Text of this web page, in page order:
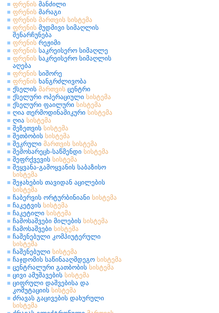
ფრენის მანძილი
ფრენის მარაგი
ფრენის მართვის სისტემა
ფრენის მუდმივი სიმაღლის
შენარჩუნება
ფრენის რეჟიმი
ფრენის საკრეისერო სიმაღლე
ფრენის საკრეისერო სიმაღლის
აღება
ფრენის სიშორე
ფრენის ხანგრძლივობა
ქსელის მართვის ცენტრი
ქსელური ოპერაციული სისტემა
ქსელური ფაილური სისტემა
ღია თერმოდინამიკური სისტემა
ღია სისტემა
შეზეთვის სისტემა
შეთბობის სისტემა
შეკრული მართვის სისტემა
შემოსარეცხ-საწმენდი სისტემა
შეფრქვევის სისტემა
შეყვანა-გამოყვანის საბაზისო
სისტემა
შეჯახების თავიდან აცილების
სისტემა
ჩაბერვის ორტურბინიანი სისტემა
ჩაკეტვის სისტემა
ჩაკეტილი სისტემა
ჩამოსაშვები მილების სისტემა
ჩამოსაშვები სისტემა
ჩაშენებული კომპიუტერული
სისტემა
ჩაშენებული სისტემა
ჩაჯდომის საწინააღმდეგო სისტემა
ცენტრალური გათბობის სისტემა
ცივი ამუშავების სისტემა
ციფრული დაშვებისა და
კომუტაციის სისტემა
ძრავას გაცივების დახურული
სისტემა